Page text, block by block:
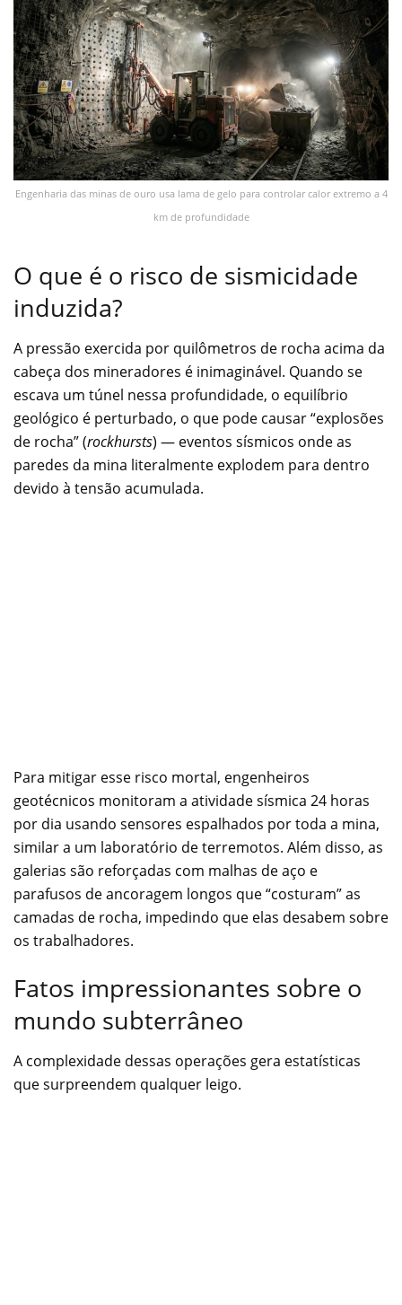
Engenharia das minas de ouro usa lama de gelo para controlar calor extremo a 4
km de profundidade
O que é o risco de sismicidade
induzida?
A pressão exercida por quilômetros de rocha acima da
cabeça dos mineradores é inimaginável. Quando se
escava um túnel nessa profundidade, o equilíbrio
geológico é perturbado, o que pode causar “explosões
de rocha” (rockhursts) — eventos sísmicos onde as
paredes da mina literalmente explodem para dentro
devido à tensão acumulada.
Para mitigar esse risco mortal, engenheiros
geotécnicos monitoram a atividade sísmica 24 horas
por dia usando sensores espalhados por toda a mina,
similar a um laboratório de terremotos. Além disso, as
galerias são reforçadas com malhas de aço e
parafusos de ancoragem longos que “costuram” as
camadas de rocha, impedindo que elas desabem sobre
os trabalhadores.
Fatos impressionantes sobre o
mundo subterrâneo
A complexidade dessas operações gera estatísticas
que surpreendem qualquer leigo.